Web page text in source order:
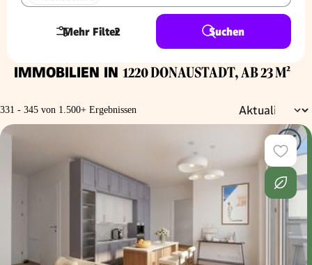
Mehr Filter
2 Suchen
IMMOBILIEN IN 1220 DONAUSTADT, AB 23 M²
331 - 345 von 1.500+ Ergebnissen